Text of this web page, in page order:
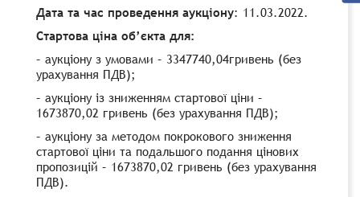
Дата та час проведення аукціону: 11.03.2022.
Стартова ціна об’єкта для:
– аукціону з умовами – 3347740,04гривень (без
урахування ПДВ);
– аукціону із зниженням стартової ціни –
1673870,02 гривень (без урахування ПДВ);
– аукціону за методом покрокового зниження
стартової ціни та подальшого подання цінових
пропозицій – 1673870,02 гривень (без урахування
ПДВ).